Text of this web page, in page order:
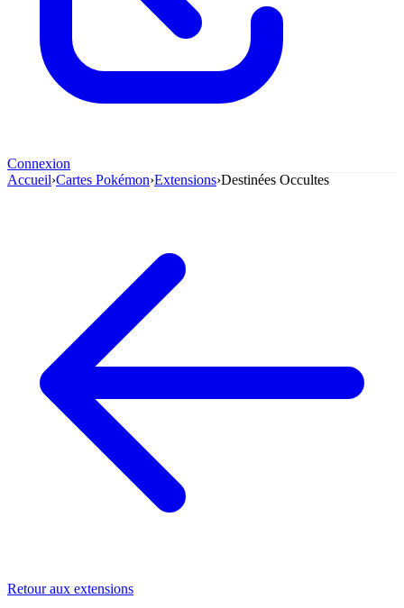
Connexion
Accueil›Cartes Pokémon›Extensions›Destinées Occultes
Retour aux extensions